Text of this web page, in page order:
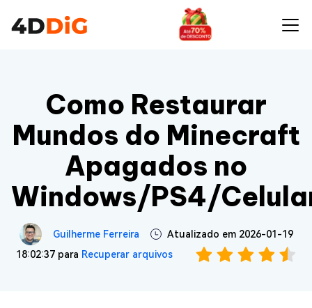
Como Restaurar
Mundos do Minecraft
Apagados no
Windows/PS4/
Guilherme Ferreira
Atualizado em 2026-01-19
18:02:37 para Recuperar arquivos